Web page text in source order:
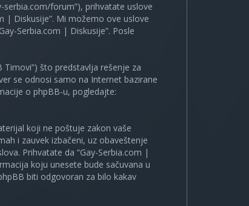
serbia.com/forum”), prihvatate uslove
| Diskusije”. Mi možemo ove uslove
Serbia.com | Diskusije”. Posle
Timovi”) što predstavlja rešenje za
se odnosi samo na Internet bazirane
o phpBB-u, pogledajte:
koji ne poštuje zakon vaše
i zauvek izbačeni, uz obaveštenje
Prihvatate da “Gay-Serbia.com |
koju unesete bude sačuvana u
biti odgovoran za bilo kakav